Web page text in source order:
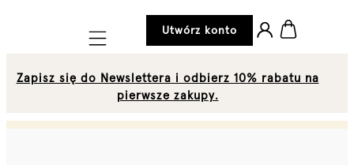
Mobile navigation
Utwórz konto
Zapisz się do Newslettera i odbierz 10% rabatu na
pierwsze zakupy.